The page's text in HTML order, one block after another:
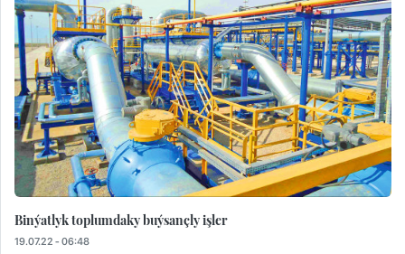
Binýatlyk toplumdaky buýsançly işler
19.07.22 - 06:48